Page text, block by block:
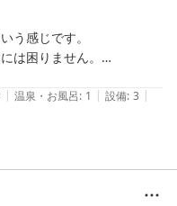
う感じです。
は困りません。
か暖房しか出てこず、少し過
しました。
| 温泉・お風呂: 1 | 設備: 3 |